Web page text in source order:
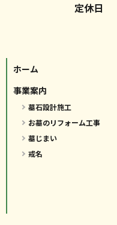
定休日
ホーム
事業案内
墓石設計施工
お墓のリフォーム工事
墓じまい
戒名